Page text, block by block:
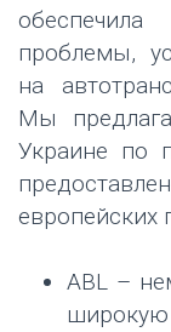
проблемы,
на
Мы
Украине по
европейских
ABL –